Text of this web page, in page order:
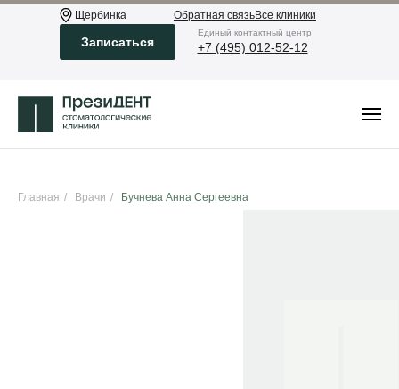
Обратная связьВсе клиники
Eдиный контактный центр
+7 (495) 012-52-12
Щербинка
Записаться
Главная / Врачи / Бучнева Анна Сергеевна